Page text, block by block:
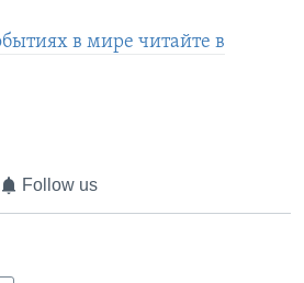
в мире читайте в
Follow us